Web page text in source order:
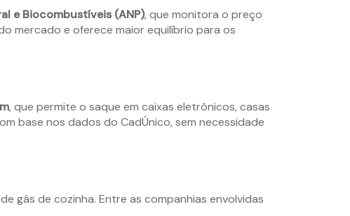
e Biocombustíveis (ANP), que monitora o preço
mercado e oferece maior equilíbrio para os
, que permite o saque em caixas eletrônicos, casas
base nos dados do CadÚnico, sem necessidade
gás de cozinha. Entre as companhias envolvidas